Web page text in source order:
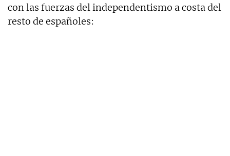
con las fuerzas del independentismo a costa del
resto de españoles: